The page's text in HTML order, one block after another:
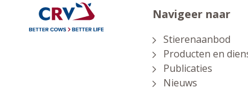
Navigeer naar
Stierenaanbod
Producten en
Publicaties
Nieuws